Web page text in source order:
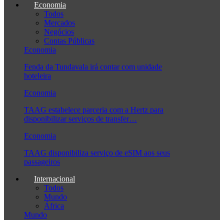
Economia
Todos
Mercados
Negócios
Contas Públicas
Economia
Fenda da Tundavala irá contar com unidade
hoteleira
Economia
TAAG estabelece parceria com a Hertz para
disponibilizar serviços de transfer…
Economia
TAAG disponibiliza serviço de eSIM aos seus
passageiros
Internacional
Todos
Mundo
África
Mundo